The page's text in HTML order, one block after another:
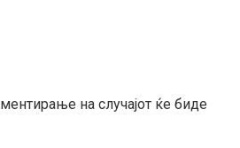
на случајот ќе биде